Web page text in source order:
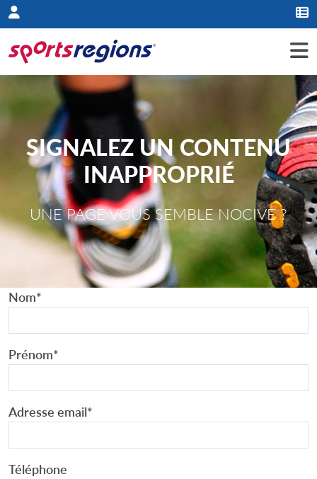
Panneau de gestion des cookies
SIGNALEZ UN CONTENU
INAPPROPRIÉ
UNE PAGE VOUS SEMBLE NOCIVE ?
Nom*
Prénom*
Adresse email*
Téléphone